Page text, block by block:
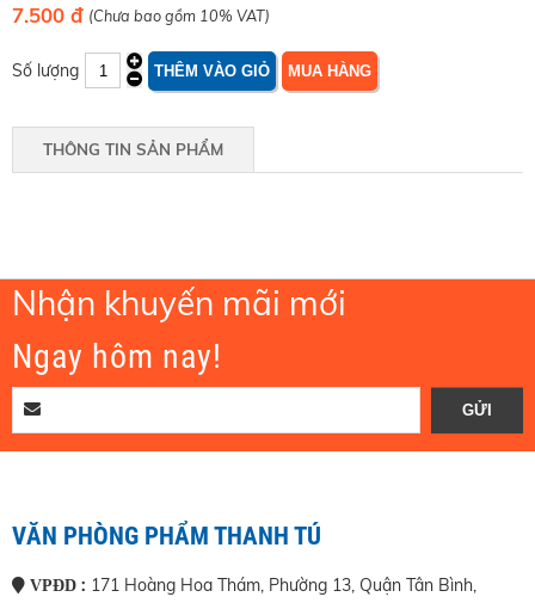
7.500 đ (Chưa bao gồm 10% VAT)
Số lượng
THÔNG TIN SẢN PHẨM
Nhận khuyến mãi mới
Ngay hôm nay!
VĂN PHÒNG PHẨM THANH TÚ
VPĐD : 171 Hoàng Hoa Thám, Phường 13, Quận Tân Bình,